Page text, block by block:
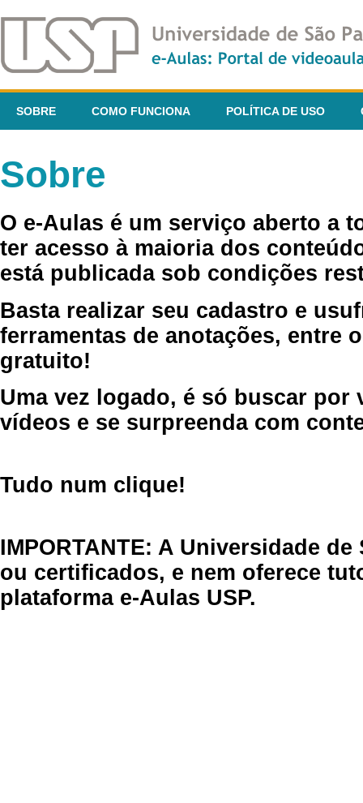
SOBRE COMO FUNCIONA POLÍTICA DE USO
Sobre
O e-Aulas é um serviço aberto a
ter acesso à maioria dos
está publicada sob condições
Basta realizar seu cadastro e
ferramentas de anotações, entre
gratuito!
Uma vez logado, é só buscar por
vídeos e se surpreenda com
Tudo num clique!
IMPORTANTE: A Universidade
ou certificados, e nem oferece
plataforma e-Aulas USP.